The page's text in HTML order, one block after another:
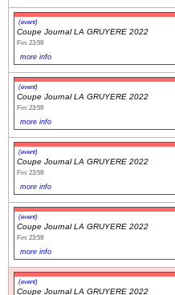
(event)
Coupe Journal LA GRUYERE 2022
Fin: 23:59
more info
(event)
Coupe Journal LA GRUYERE 2022
Fin: 23:59
more info
(event)
Coupe Journal LA GRUYERE 2022
Fin: 23:59
more info
(event)
Coupe Journal LA GRUYERE 2022
Fin: 23:59
more info
(event)
Coupe Journal LA GRUYERE 2022